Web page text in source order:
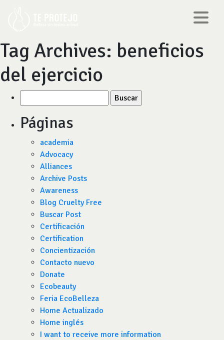
Tag Archives: beneficios
del ejercicio
por:
Páginas
academia
Advocacy
Alliances
Archive Posts
Awareness
Blog Cruelty Free
Buscar Post
Certificación
Certification
Concientización
Contacto nuevo
Donate
Ecobeauty
Feria EcoBelleza
Home Actualizado
Home inglés
I want to receive more information